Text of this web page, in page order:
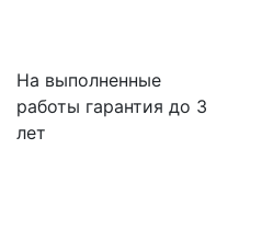
На выполненные
работы гарантия до 3
лет